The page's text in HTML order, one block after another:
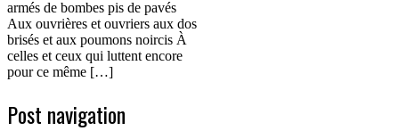
armés de bombes pis de pavés
Aux ouvrières et ouvriers aux dos
brisés et aux poumons noircis À
celles et ceux qui luttent encore
pour ce même […]
Post navigation